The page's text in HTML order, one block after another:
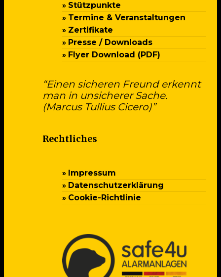
Stützpunkte
Termine & Veranstaltungen
Zertifikate
Presse / Downloads
Flyer Download (PDF)
“Einen sicheren Freund erkennt
man in unsicherer Sache.
(Marcus Tullius Cicero)”
Rechtliches
Impressum
Datenschutzerklärung
Cookie-Richtlinie